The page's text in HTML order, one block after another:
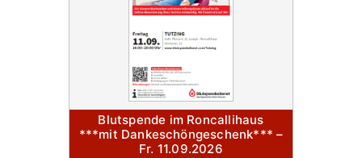
Blutspende im Roncallihaus
***mit Dankeschöngeschenk*** –
Fr. 11.09.2026